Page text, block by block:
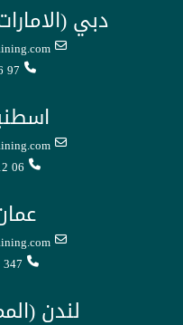
دبي
97
06
لندن